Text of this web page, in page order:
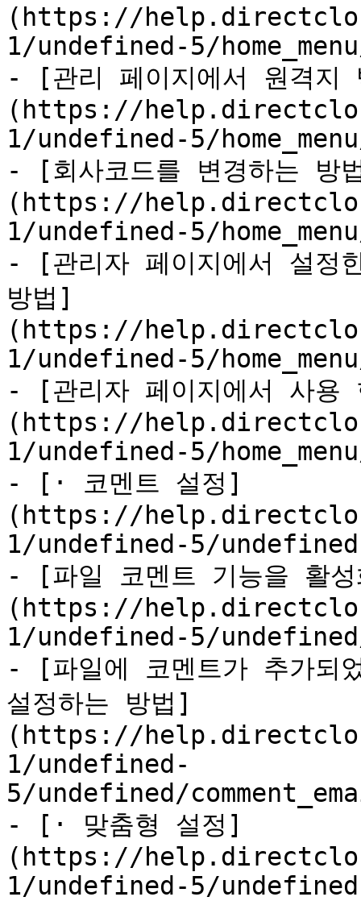
(https://
1/undefined-5/
- [관리 페이지에서 원격지
(https://
1/undefined-5/
- [회사코드를 변경하는 방
(https://
1/undefined-5/
- [관리자 페이지에서 설정
방법]
(https://
1/undefined-5/
- [관리자 페이지에서 사용
(https://
1/undefined-5/
- [· 코멘트 설정]
(https://
1/undefined-5/
- [파일 코멘트 기능을 활
(https://
1/undefined-5/
- [파일에 코멘트가 추가되
설정하는 방법]
(https://
1/undefined-
5/undefined/
- [· 맞춤형 설정]
(https://
1/undefined-5/